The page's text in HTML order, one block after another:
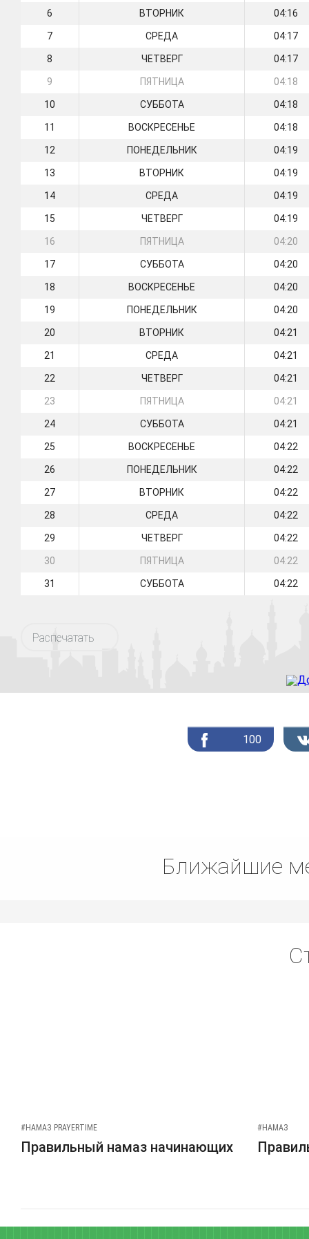
6 ВТОРНИК 04:16
7 СРЕДА 04:17
8 ЧЕТВЕРГ 04:17
9 ПЯТНИЦА 04:18
10 СУББОТА 04:18
11 ВОСКРЕСЕНЬЕ 04:18
12 ПОНЕДЕЛЬНИК 04:19
13 ВТОРНИК 04:19
14 СРЕДА 04:19
15 ЧЕТВЕРГ 04:19
16 ПЯТНИЦА 04:20
17 СУББОТА 04:20
18 ВОСКРЕСЕНЬЕ 04:20
19 ПОНЕДЕЛЬНИК 04:20
20 ВТОРНИК 04:21
21 СРЕДА 04:21
22 ЧЕТВЕРГ 04:21
23 ПЯТНИЦА 04:21
24 СУББОТА 04:21
25 ВОСКРЕСЕНЬЕ 04:22
26 ПОНЕДЕЛЬНИК 04:22
27 ВТОРНИК 04:22
28 СРЕДА 04:22
29 ЧЕТВЕРГ 04:22
30 ПЯТНИЦА 04:22
31 СУББОТА 04:22
Распечатать
100
Ближайшие
#НАМАЗ PRAYERTIME
Правильный намаз начинающих
#НАМАЗ